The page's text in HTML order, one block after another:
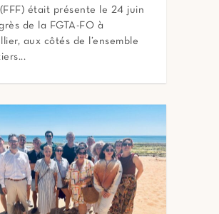
était présente le 24 juin
de la FGTA-FO à
aux côtés de l’ensemble